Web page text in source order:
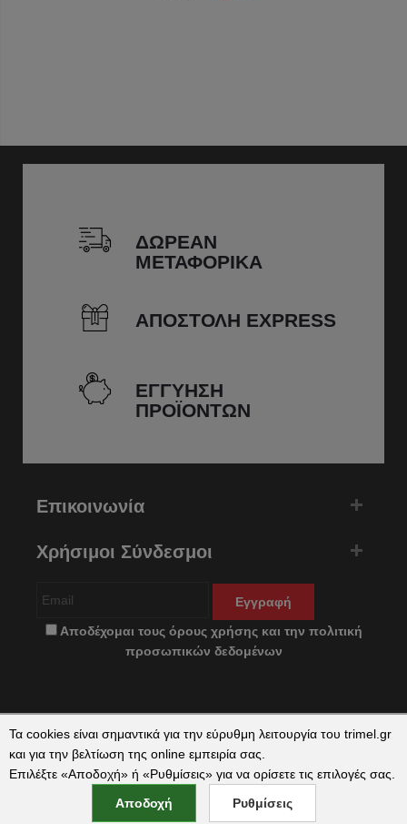
ΔΩΡΕΑΝ
ΜΕΤΑΦΟΡΙΚΑ
ΑΠΟΣΤΟΛΗ EXPRESS
ΕΓΓΥΗΣΗ
ΠΡΟΪΟΝΤΩΝ
Επικοινωνία
Χρήσιμοι Σύνδεσμοι
Εγγραφή
Αποδέχομαι τους όρους χρήσης και την πολιτική
προσωπικών δεδομένων
Copyright © 2026 trimel.gr by qualityweb. All Rights Reserved.
Τα cookies είναι σημαντικά για την εύρυθμη λειτουργία του trimel.gr
και για την βελτίωση της online εμπειρία σας.
Επιλέξτε «Αποδοχή» ή «Ρυθμίσεις» για να ορίσετε τις επιλογές σας.
Αποδοχή
Ρυθμίσεις